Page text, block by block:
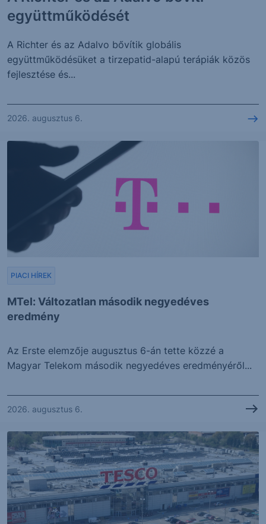
együttműködését
A Richter és az Adalvo bővítik globális
együttműködésüket a tirzepatid-alapú terápiák közös
fejlesztése és...
2026. augusztus 6.
MTel: Változatlan második negyedéves
eredmény
PIACI HÍREK
Az Erste elemzője augusztus 6-án tette közzé a
Magyar Telekom második negyedéves eredményéről...
2026. augusztus 6.